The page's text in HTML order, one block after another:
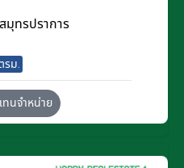
มุทรปราการ
รม.
นจำหน่าย